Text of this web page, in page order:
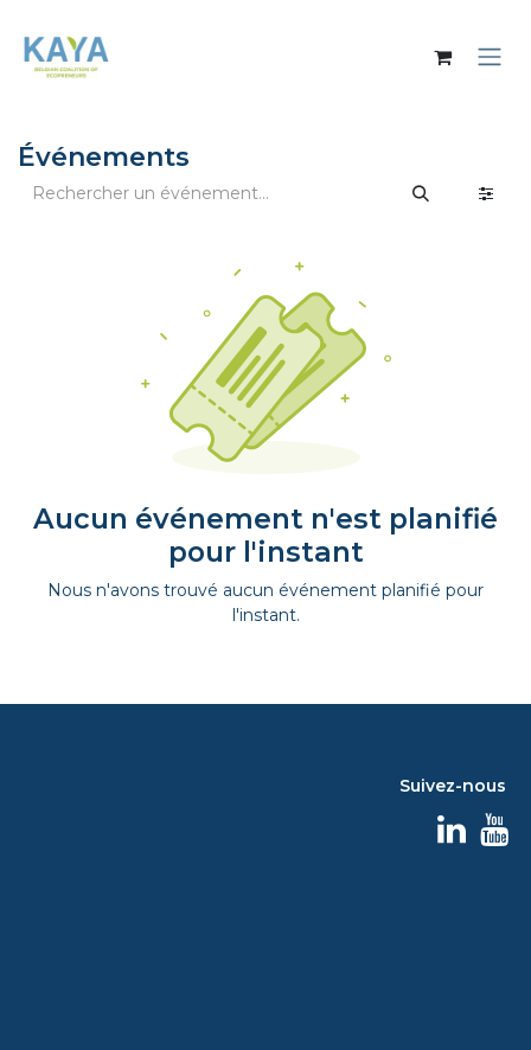
Événements
Aucun événement n'est planifié
pour l'instant
Nous n'avons trouvé aucun événement planifié pour
l'instant.
Suivez-nous